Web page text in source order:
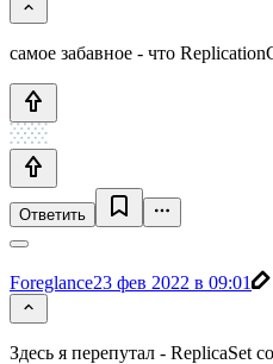
самое забавное - что
Ответить
Foreglance23 фев 2022 в 09:01
Здесь я перепутал - ReplicaSet